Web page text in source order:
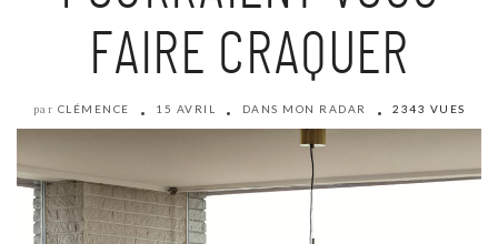
FAIRE CRAQUER
par CLÉMENCE 15 AVRIL DANS MON RADAR 2343 VUES